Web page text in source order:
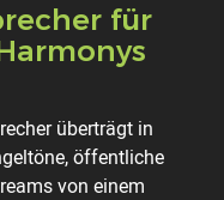
für
überträgt in
öffentliche
von einem